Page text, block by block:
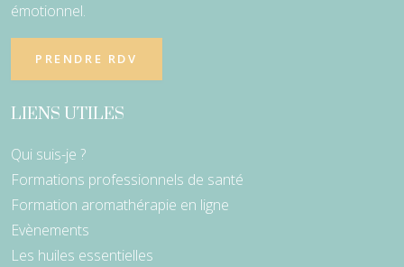
émotionnel.
PRENDRE RDV
LIENS UTILES
Qui suis-je ?
Formations professionnels de santé
Formation aromathérapie en ligne
Evènements
Les huiles essentielles